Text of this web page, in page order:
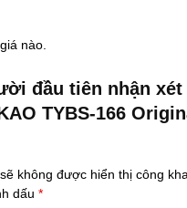
nào.
đầu tiên nhận xét
TYBS-166
không được hiển thị công
dấu *